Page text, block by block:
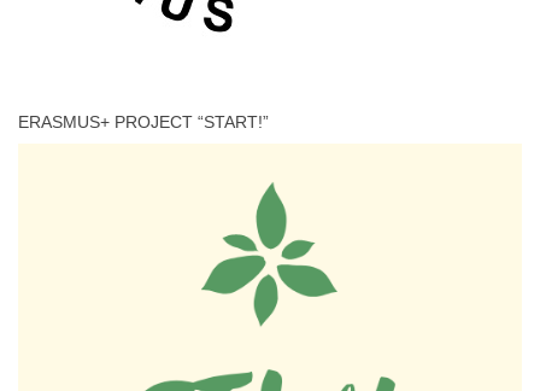
ERASMUS+ PROJECT “START!”